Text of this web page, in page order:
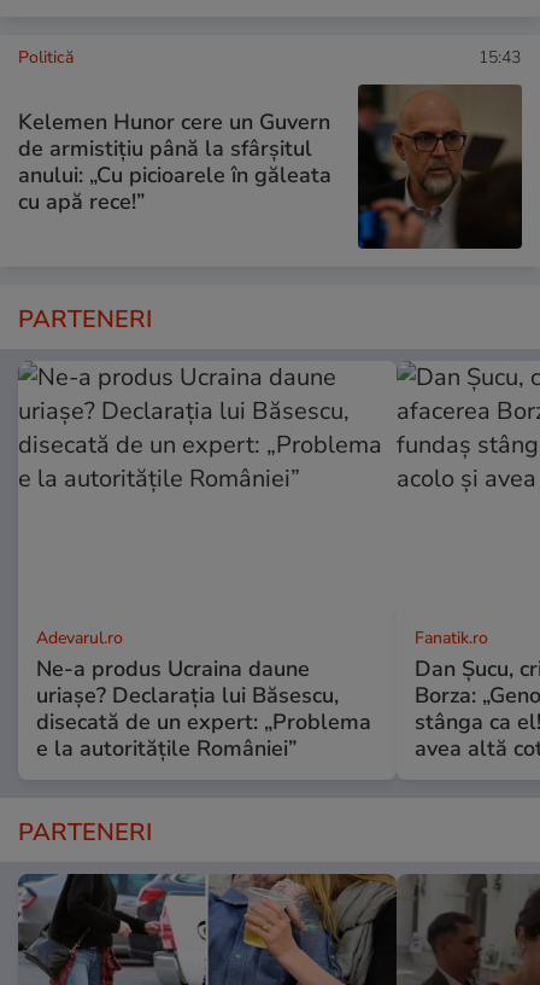
Politică 15:43
Kelemen Hunor cere un Guvern
de armistițiu până la sfârșitul
anului: „Cu picioarele în găleata
cu apă rece!”
PARTENERI
Adevarul.ro
Ne-a produs Ucraina daune
uriașe? Declarația lui Băsescu,
disecată de un expert: „Problema
e la autoritățile României”
Fanatik.ro
Dan Şucu,
Borza:
stânga ca
avea altă
PARTENERI